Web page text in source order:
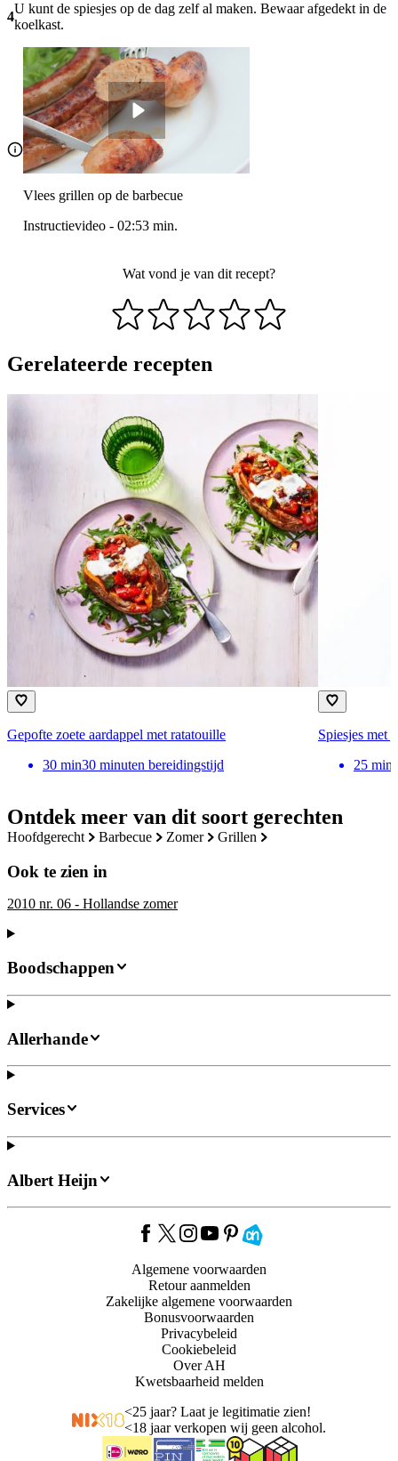
Ontdek meer van dit soort gerechten
hoofdgerecht barbecue zomer grillen
Ook te zien in
2010 nr. 06 - Hollandse zomer
4
U kunt de spiesjes op de dag zelf al maken. Bewaar afgedekt in de
koelkast.
Vlees grillen op de barbecue
Instructievideo - 02:53 min.
Wat vond je van dit recept?
Gerelateerde recepten
Gepofte zoete aardappel met ratatouille
30 min30 minuten bereidingstijd
Spiesjes met
25 min
Boodschappen
Allerhande
Services
Albert Heijn
Algemene voorwaarden
Retour aanmelden
Zakelijke algemene voorwaarden
Bonusvoorwaarden
Privacybeleid
Cookiebeleid
Over AH
Kwetsbaarheid melden
<25 jaar? Laat je legitimatie zien!
<18 jaar verkopen wij geen alcohol.